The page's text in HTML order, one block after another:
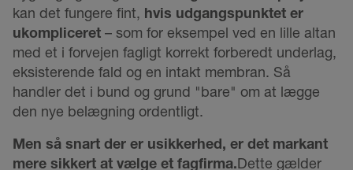
kan det fungere fint, hvis udgangspunktet er
ukompliceret – som for eksempel ved en lille altan
med et i forvejen fagligt korrekt forberedt underlag,
eksisterende fald og en intakt membran. Så
handler det i bund og grund "bare" om at lægge
den nye belægning ordentligt.
Men så snart der er usikkerhed, er det markant
mere sikkert at vælge et fagfirma.Dette gælder